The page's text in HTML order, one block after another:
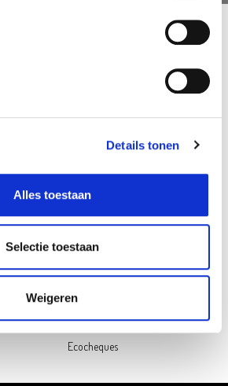
Details tonen
Alles toestaan
Selectie toestaan
Weigeren
Contacteer ons
Jobs
Hulp nodig?
Veelgestelde vragen
Betalen
Retourneren
Ecocheques